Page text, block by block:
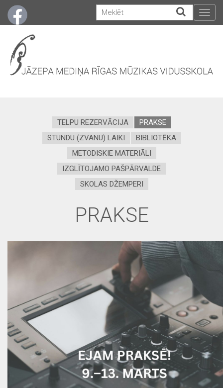
TELPU REZERVĀCIJA
PRAKSE
STUNDU (ZVANU) LAIKI
BIBLIOTĒKA
METODISKIE MATERIĀLI
IZGLĪTOJAMO PAŠPĀRVALDE
SKOLAS DŽEMPERI
PRAKSE